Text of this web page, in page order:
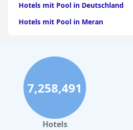
Hotels mit Pool in Deutschland
Hotels mit Pool in Meran
Hotels mit Pool in München
Hotels mit Pool in Prag
Hotels mit Pool in Malcesine
Hotels mit Pool in Schenna
Hotels mit Pool in Berchtesgaden
7,258,491
Hotels